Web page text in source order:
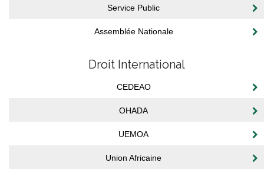
Service Public
Assemblée Nationale
Droit International
CEDEAO
OHADA
UEMOA
Union Africaine